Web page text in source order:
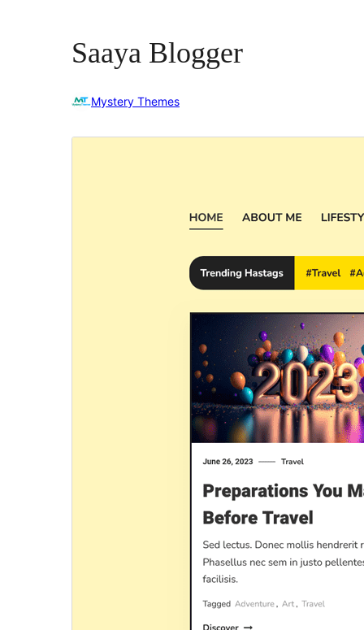
Saaya Blogger
Mystery Themes